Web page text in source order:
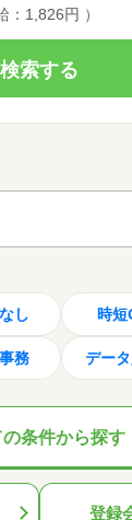
：1,826円 ）
検索する
し 時短
務 デー
条件から探す
登録